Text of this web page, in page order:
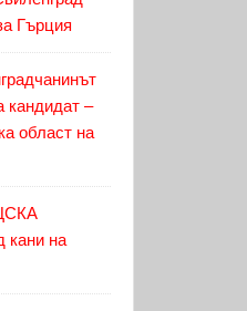
Гърция
кандидат –
област на
кани на